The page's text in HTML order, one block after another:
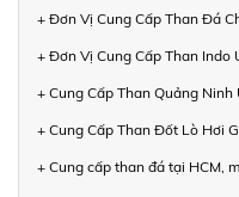
+ Đơn Vị Cung Cấp Than Đá
+ Đơn Vị Cung Cấp Than Indo
+ Cung Cấp Than Quảng Ninh
+ Cung Cấp Than Đốt Lò Hơi
+ Cung cấp than đá tại HCM,